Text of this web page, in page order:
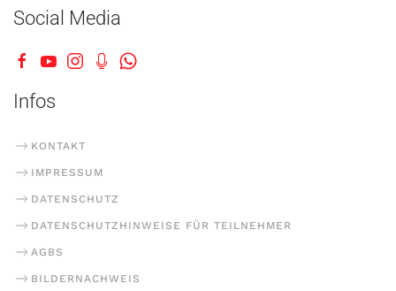
Social Media
Infos
KONTAKT
IMPRESSUM
DATENSCHUTZ
DATENSCHUTZHINWEISE FÜR TEILNEHMER
AGBS
BILDERNACHWEIS